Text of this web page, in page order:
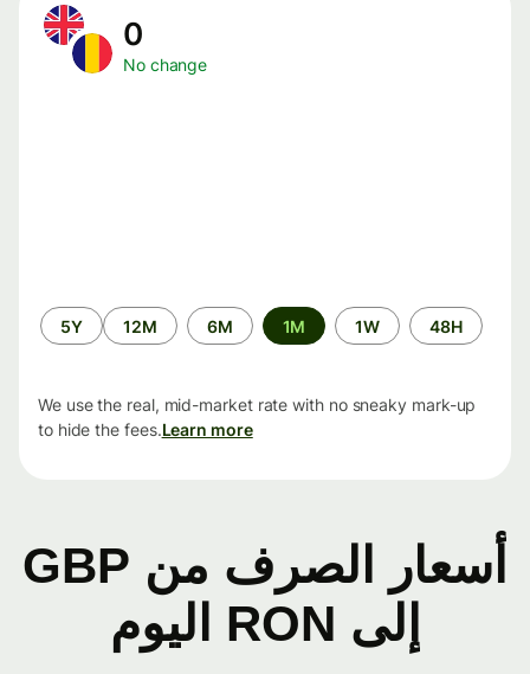
No change
الفترة
الزمنية
48H
1W
1M
6M
12M
5Y
We use the real, mid-market rate with no sneaky mark-up
to hide the fees.Learn more
أسعار الصرف من GBP
إلى RON اليوم